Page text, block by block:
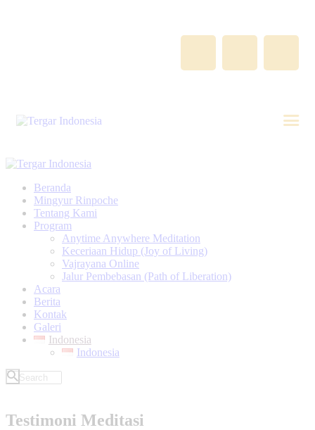
Beranda
Mingyur Rinpoche
Tentang Kami
Program
Anytime Anywhere Meditation
Keceriaan Hidup (Joy of Living)
Vajrayana Online
Jalur Pembebasan (Path of Liberation)
Acara
Berita
Kontak
Galeri
Indonesia
Indonesia
Testimoni Meditasi